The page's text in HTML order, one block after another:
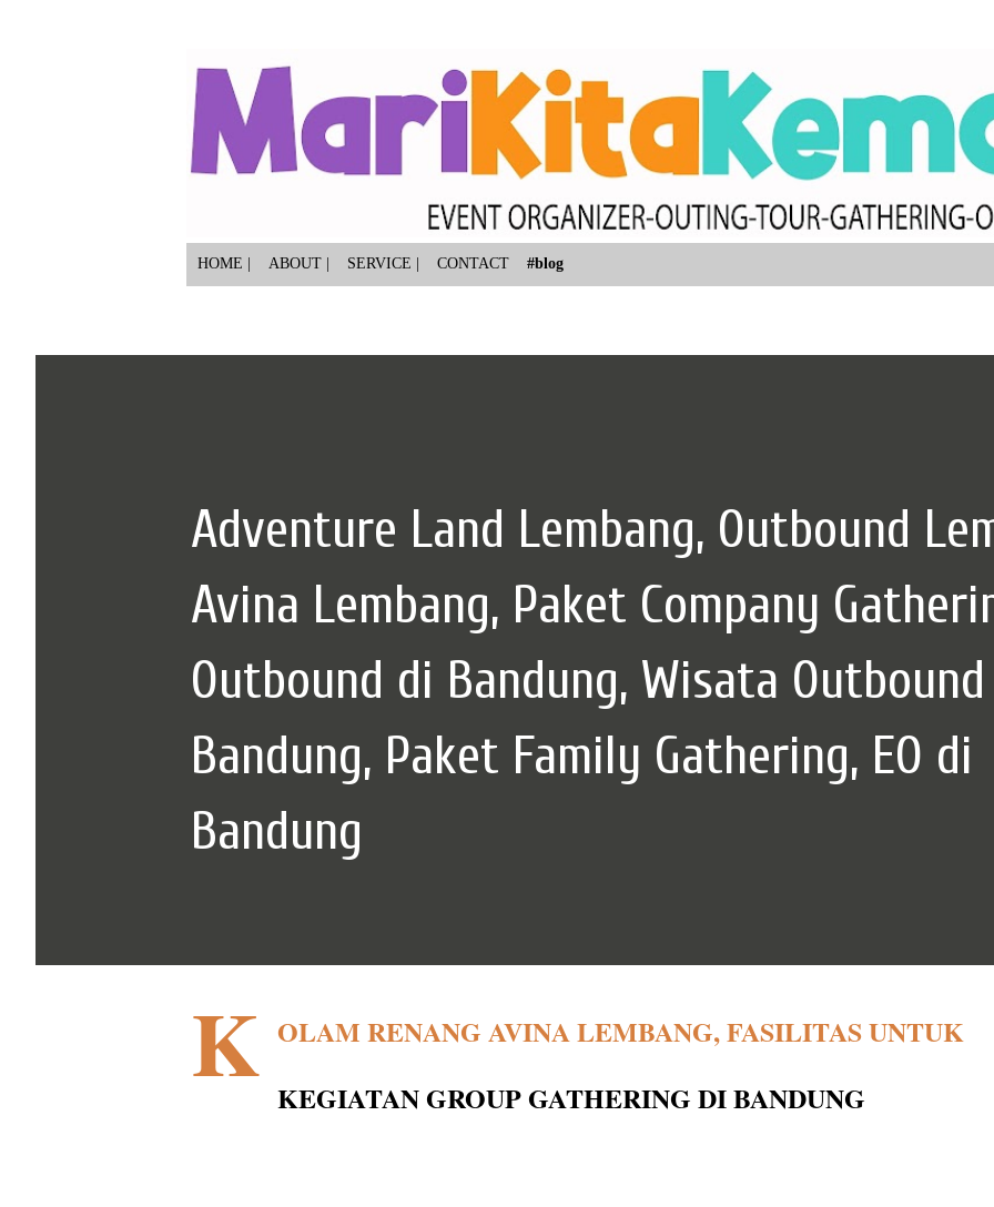
HOME | ABOUT | SERVICE | CONTACT #blog
Adventure Land Lembang, Outbound
Avina Lembang, Paket Company
Outbound di Bandung, Wisata
Bandung, Paket Family Gathering, EO di
Bandung
K OLAM RENANG AVINA LEMBANG, FASILITAS UNTUK
KEGIATAN GROUP GATHERING DI BANDUNG